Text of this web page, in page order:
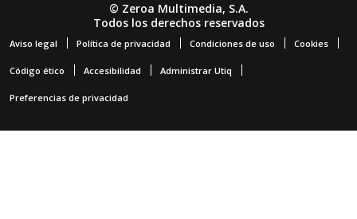
© Zeroa Multimedia, S.A.
Todos los derechos reservados
Aviso legal Política de privacidad Condiciones de uso Cookies
Código ético Accesibilidad Administrar Utiq
Preferencias de privacidad